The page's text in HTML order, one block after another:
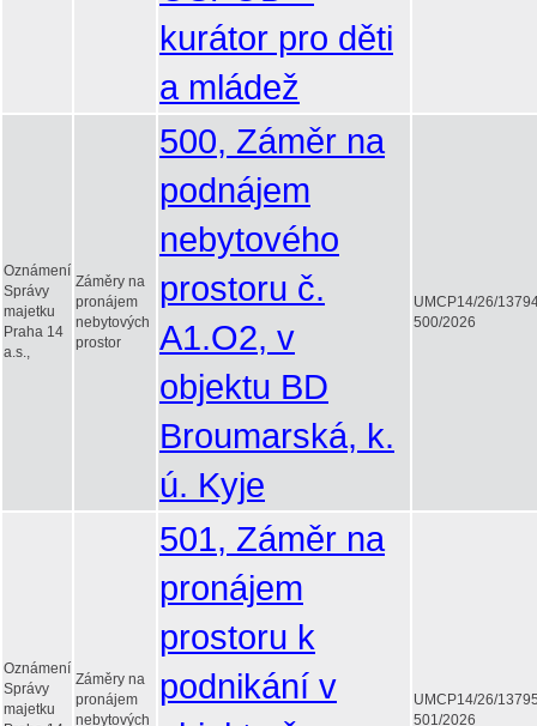
kurátor pro děti
a mládež
Oznámení
Správy
majetku
Praha 14
a.s.,
Záměry na
pronájem
nebytových
prostor
500, Záměr na
podnájem
nebytového
prostoru č.
A1.O2, v
objektu BD
Broumarská, k.
ú. Kyje
UMCP14/26/
500/2026
Oznámení
Správy
majetku
Záměry na
pronájem
nebytových
501, Záměr na
pronájem
prostoru k
podnikání v
UMCP14/26/
501/2026